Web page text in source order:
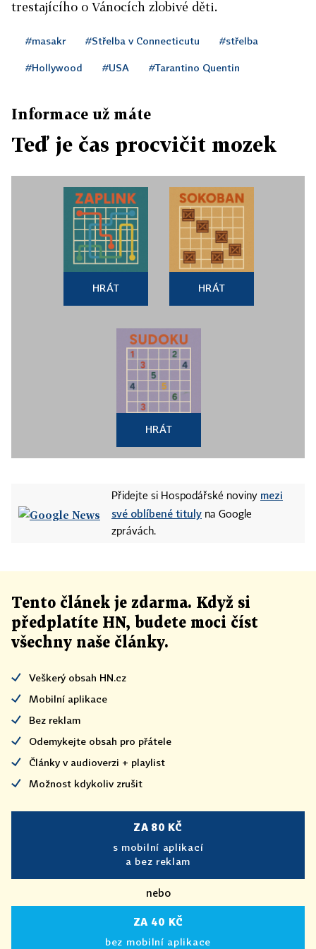
trestajícího o Vánocích zlobivé děti.
#masakr #Střelba v Connecticutu #střelba
#Hollywood #USA #Tarantino Quentin
Informace už máte
Teď je čas procvičit mozek
HRÁT HRÁT
HRÁT
Přidejte si Hospodářské noviny mezi
své oblíbené tituly na Google
zprávách.
Tento článek je zdarma. Když si
předplatíte HN, budete moci číst
všechny naše články.
Veškerý obsah HN.cz
Mobilní aplikace
Bez reklam
Odemykejte obsah pro přátele
Články v audioverzi + playlist
Možnost kdykoliv zrušit
ZA 80 KČ
s mobilní aplikací
a bez reklam
nebo
ZA 40 KČ
bez mobilní aplikace